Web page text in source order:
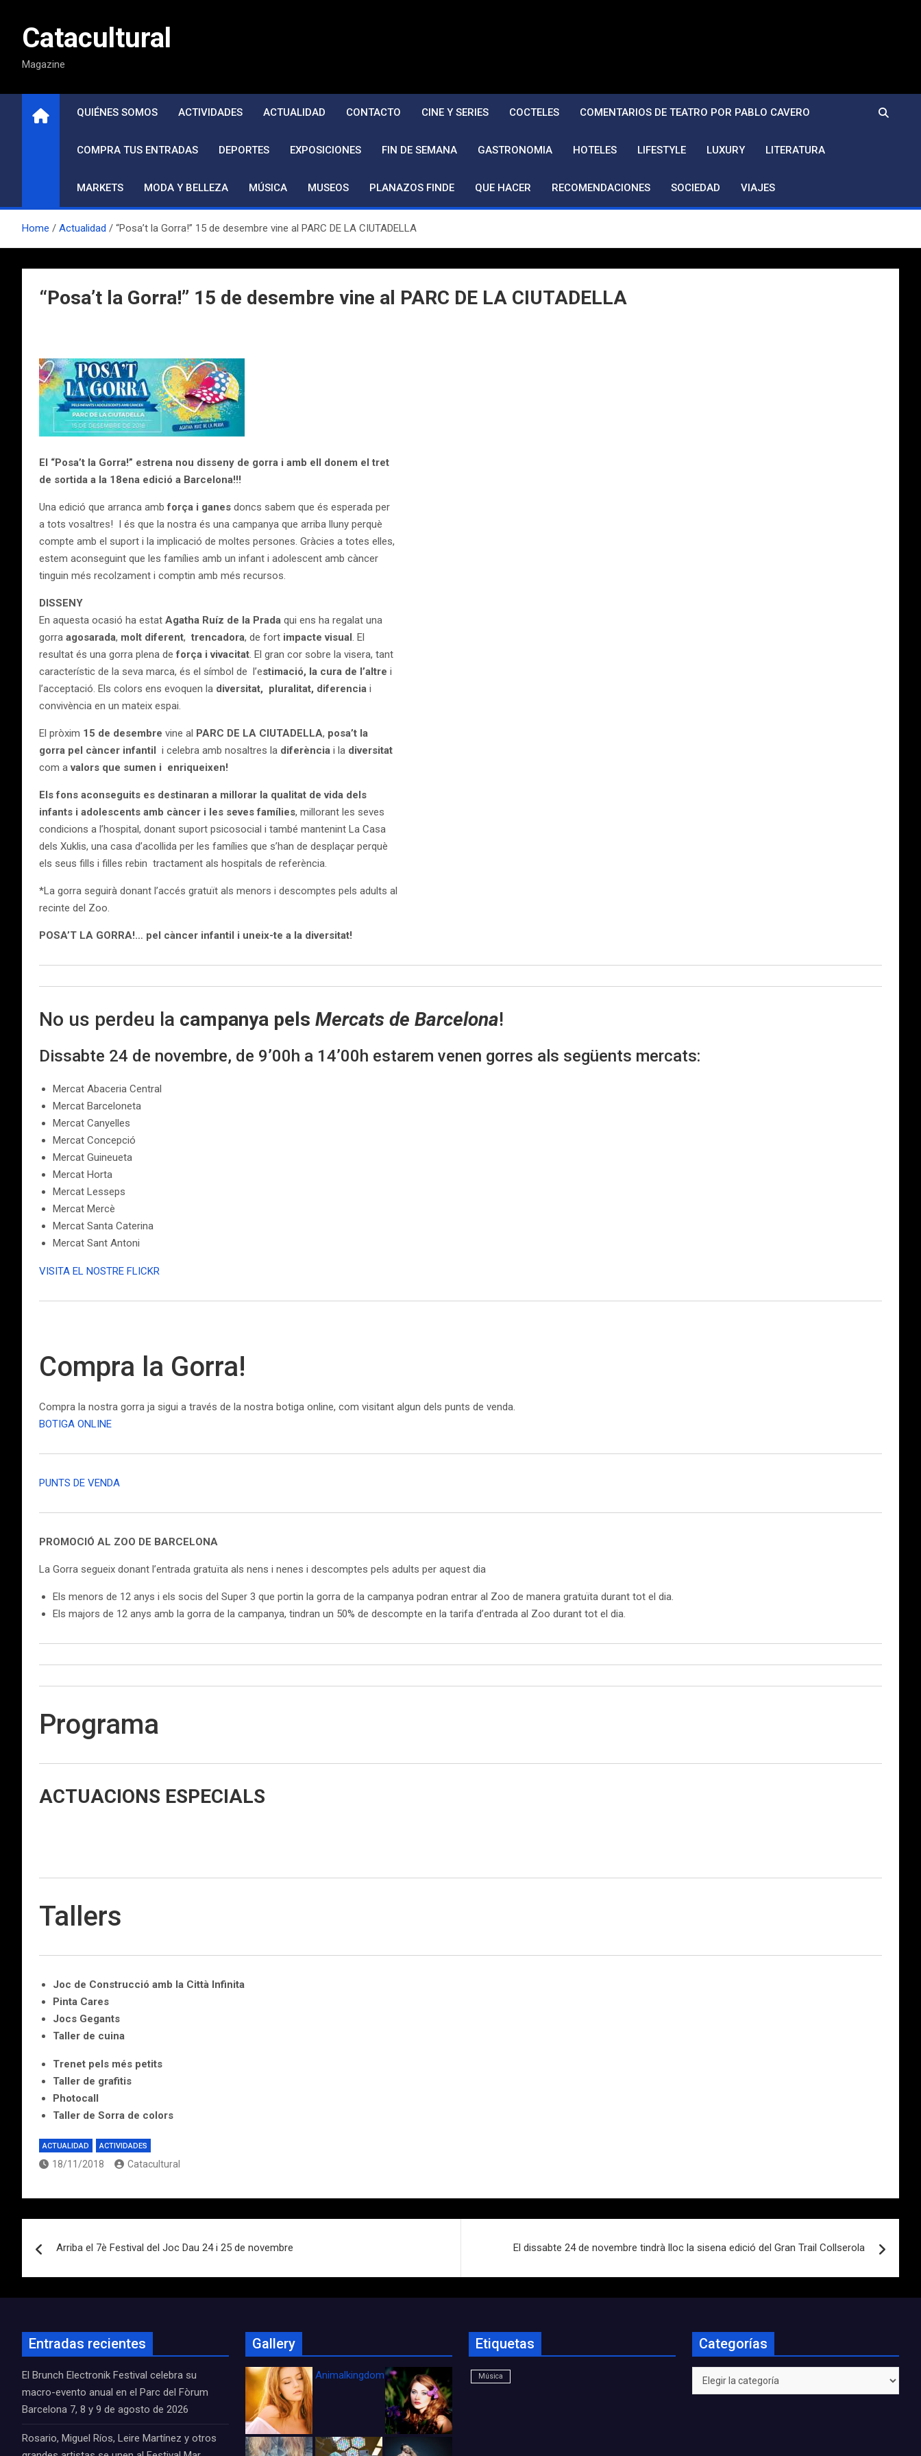
contenidoCatacultural
Magazine
QUIÉNES SOMOS ACTIVIDADES ACTUALIDAD CONTACTO CINE Y SERIES COCTELES COMENTARIOS DE TEATRO POR PABLO CAVERO
COMPRA TUS ENTRADAS DEPORTES EXPOSICIONES FIN DE SEMANA GASTRONOMIA HOTELES LIFESTYLE LUXURY LITERATURA
MARKETS MODA Y BELLEZA MÚSICA MUSEOS PLANAZOS FINDE QUE HACER RECOMENDACIONES SOCIEDAD VIAJES
Home Actualidad “Posa’t la Gorra!” 15 de desembre vine al PARC DE LA CIUTADELLA
“Posa’t la Gorra!” 15 de desembre vine al PARC DE LA CIUTADELLA
El “Posa’t la Gorra!” estrena nou disseny de gorra i amb ell donem el tret
de sortida a la 18ena edició a Barcelona!!!
Una edició que arranca ambforça i ganes doncs sabem que és esperada per
a tots vosaltres! I és que la nostra és una campanya que arriba lluny perquè
compte amb el suport i la implicació de moltes persones. Gràcies a totes elles,
estem aconseguint que les famílies amb un infant i adolescent amb càncer
tinguin més recolzament i comptin amb més recursos.
DISSENY
En aquesta ocasió ha estat Agatha Ruíz de la Prada qui ens ha regalat una
gorra agosarada, molt diferent,trencadora, de fort impacte visual. El
resultat és una gorra plena deforça i vivacitat. El gran cor sobre la visera, tant
característic de la seva marca, és el símbol de l’estimació, la cura de l’altre i
l’acceptació. Els colors ens evoquen la diversitat, pluralitat, diferencia i
convivència en un mateix espai.
El pròxim 15 de desembre vine al PARC DE LA CIUTADELLA, posa’t la
gorra pel càncer infantil i celebra amb nosaltres la diferència i la diversitat
com avalors que sumen i enriqueixen!
Els fons aconseguits es destinaran a millorar la qualitat de vida dels
infants i adolescents amb càncer i les seves famílies, millorant les seves
condicions a l’hospital, donant suport psicosocial i també mantenint La Casa
dels Xuklis, una casa d’acollida per les famílies que s’han de desplaçar perquè
els seus fills i filles rebin tractament als hospitals de referència.
*La gorra seguirà donant l’accés gratuït als menors i descomptes pels adults al
recinte del Zoo.
POSA’T LA GORRA!… pel càncer infantil i uneix-te a la diversitat!
No us perdeu la campanya pels Mercats de Barcelona!
Dissabte 24 de novembre, de 9’00h a 14’00h estarem venen gorres als següents mercats:
Mercat Abaceria Central
Mercat Barceloneta
Mercat Canyelles
Mercat Concepció
Mercat Guineueta
Mercat Horta
Mercat Lesseps
Mercat Mercè
Mercat Santa Caterina
Mercat Sant Antoni
VISITA EL NOSTRE FLICKR
Compra la Gorra!
Compra la nostra gorra ja sigui a través de la nostra botiga online, com visitant algun dels punts de venda.
BOTIGA ONLINE
PUNTS DE VENDA
PROMOCIÓ AL ZOO DE BARCELONA
La Gorra segueix donant l’entrada gratuïta als nens i nenes i descomptes pels adults per aquest dia
Els menors de 12 anys i els socis del Super 3 que portin la gorra de la campanya podran entrar al Zoo de manera gratuïta durant tot el dia.
Els majors de 12 anys amb la gorra de la campanya, tindran un 50% de descompte en la tarifa d’entrada al Zoo durant tot el dia.
Programa
ACTUACIONS ESPECIALS
Tallers
Joc de Construcció amb la Città Infinita
Pinta Cares
Jocs Gegants
Taller de cuina
Trenet pels més petits
Taller de grafitis
Photocall
Taller de Sorra de colors
ACTUALIDAD ACTIVIDADES
18/11/2018 Catacultural
de
Arriba el 7è Festival del Joc Dau 24 i 25 de novembre El dissabte 24 de novembre tindrà lloc la sisena edició del Gran Trail Collserola
Entradas recientes
El Brunch Electronik Festival celebra su
macro-evento anual en el Parc del Fòrum
Barcelona 7, 8 y 9 de agosto de 2026
Rosario, Miguel Ríos, Leire Martínez y otros
Gallery
Animalkingdom_FichaCine
Etiquetas
Música
Categorías
Categorías